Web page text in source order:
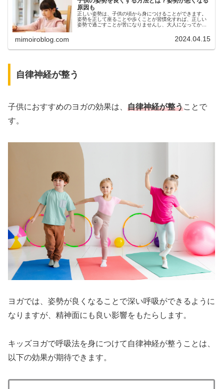
原因も
正しい姿勢は、子供の頃から身につけることができます。
姿勢を正して座ることや歩くことが習慣化すれば、正しい
姿勢で過ごすことが苦になりませんし、大人になってから
mimoiroblog.com 2024.04.15
自律神経が整う
子供におすすめのヨガの効果は、 自律神経が整うことで
す。
ヨガでは、姿勢が良くなることで深い呼吸ができるように
なりますが、精神面にも良い影響をもたらします。
キッズヨガで呼吸法を身につけて自律神経が整うことは、
以下の効果が期待できます。